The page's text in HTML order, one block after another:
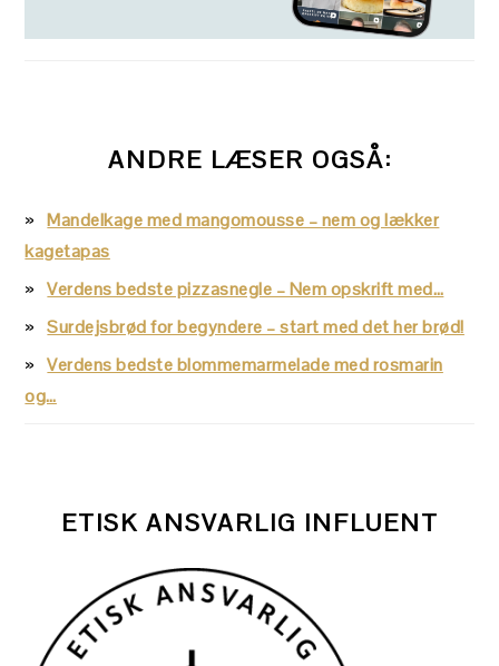
ANDRE LÆSER OGSÅ:
Mandelkage med mangomousse – nem og lækker
kagetapas
Verdens bedste pizzasnegle – Nem opskrift med…
Surdejsbrød for begyndere – start med det her brød!
Verdens bedste blommemarmelade med rosmarin
og…
ETISK ANSVARLIG INFLUENT